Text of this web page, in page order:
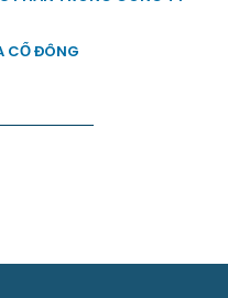
CỔ ĐÔNG